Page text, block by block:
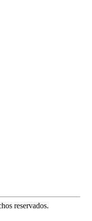
reservados.